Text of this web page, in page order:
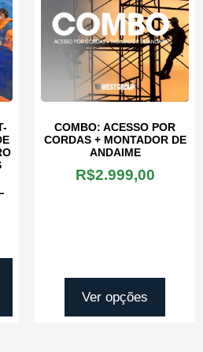
COMBO: ACESSO POR
CORDAS + MONTADOR DE
ANDAIME
R$2.999,00
Ver opções